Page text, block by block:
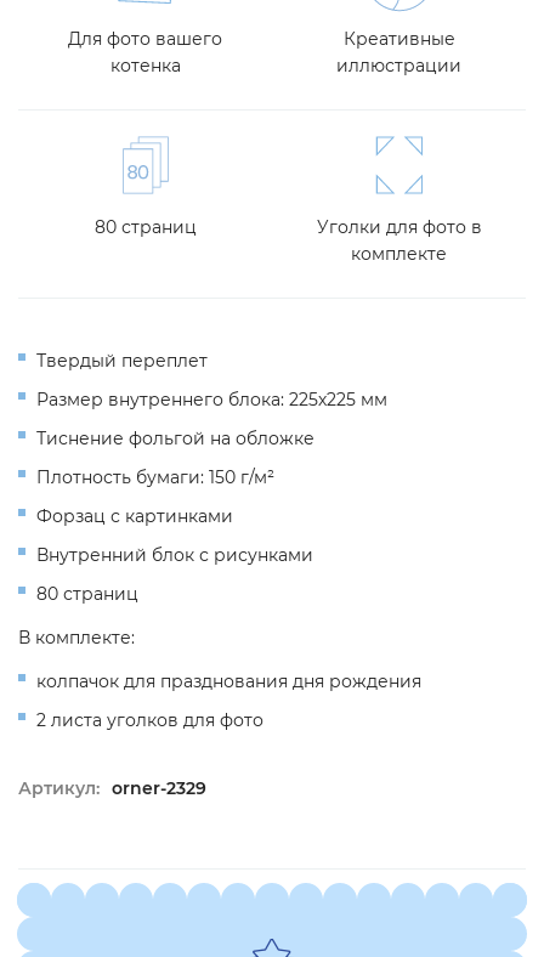
Для фото вашего
котенка
Креативные
иллюстрации
80 страниц
Уголки для фото в
комплекте
Твердый переплет
Размер внутреннего блока: 225х225 мм
Тиснение фольгой на обложке
Плотность бумаги: 150 г/м²
Форзац с картинками
Внутренний блок с рисунками
80 страниц
В комплекте:
колпачок для празднования дня рождения
2 листа уголков для фото
Артикул: orner-2329